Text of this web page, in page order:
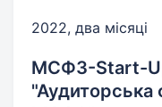
2022, два місяці
МСФЗ-Start-
"Аудиторська